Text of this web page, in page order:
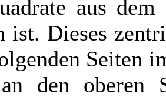
aus
ist. Dieses
Seiten
den oberen